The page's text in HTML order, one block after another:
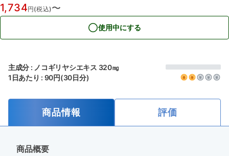
1,734円(税込)〜
使用中にする
主成分 : ノコギリヤシエキス 320㎎
1日あたり : 90円(30日分)
商品情報 評価
商品概要